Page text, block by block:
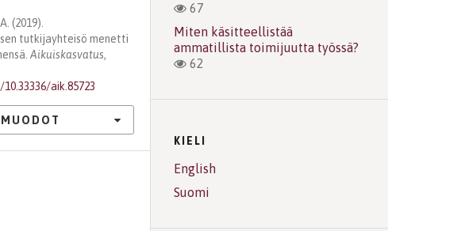
(2019).
tutkijayhteisö menetti
Aikuiskasvatus,
aik.85723
67
Miten käsitteellistää
ammatillista toimijuutta työssä?
62
KIELI
English
Suomi